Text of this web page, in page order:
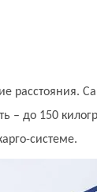
расстояния.
– до 150
системе.